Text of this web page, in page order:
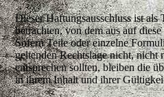
Dieser Haftungsausschluss ist als
betrachten, von dem aus auf
Sofern Teile oder einzelne
geltenden Rechtslage nicht, nicht
entsprechen sollten, bleiben die
in ihrem Inhalt und ihrer